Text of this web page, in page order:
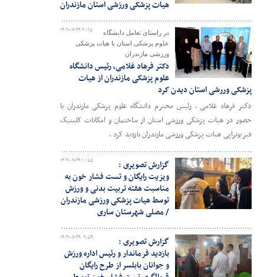
هیات پزشکی ورزشی استان مازندران
۱۴۰۲-۰۷-۲۹ ۲۰:۱۵
در راستای تعامل دانشگاه
علوم پزشکی استان با هیات پزشکی
ورزشی مازندران
دکتر فرهاد غلامی، رئیس دانشگاه
علوم پزشکی مازندران از هیات
پزشکی وررشی استان دیدن کرد
دکتر فرهاد غلامی ، رئیس محترم دانشگاه علوم پزشکی مازندران با
حضور در هیات پزشکی ورزشی استان از ساختمان و امکانات کلینیک
فیزیوتراپی هیات پزشکی ورزشی مازندران بازدید کرد .
۱۴۰۲-۰۷-۲۹ ۱۰:۵۵
گزارش تصویری :
ویزیت رایگان و تست فشار خون به
مناسبت هفته تربیت بدنی و ورزش
توسط هیات پزشکی ورزشی مازندران
/ مصلی شهرستان ساری
۱۴۰۲-۰۷-۲۹ ۰۹:۵۹
گزارش تصویری :
بازدید فرماندار و رئیس اداره ورزش
و جوانان بابلسر از طرح رایگان